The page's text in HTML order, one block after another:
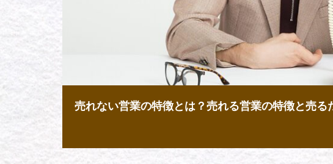
売れない営業の特徴とは？売れる営業の特徴と売る